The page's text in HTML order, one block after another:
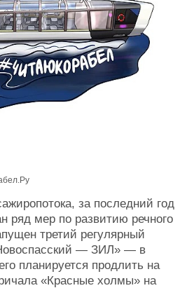
за последний год
ряд мер по развитию речного
третий регулярный
— ЗИЛ» — в
планируется продлить на
«Красные холмы» на